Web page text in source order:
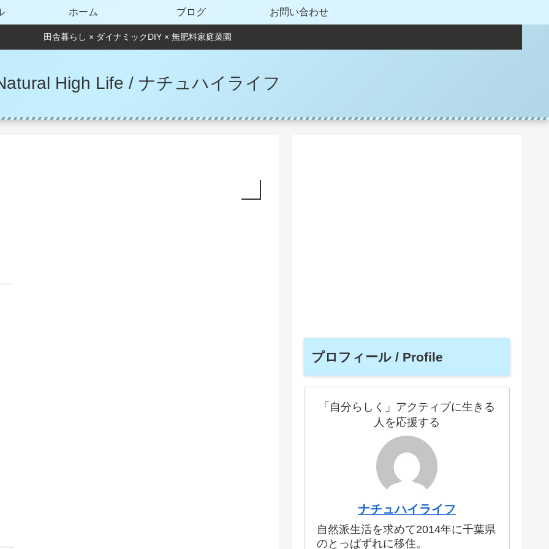
田舎暮らし × ダイナミックDIY × 無肥料家庭菜園
High Life / ナチュハイライフ
ホーム ブログ お問い合わせ
プロフィール / Profile
「自分らしく」アクティブに生きる
人を応援する
ナチュハイライフ
自然派生活を求めて2014年に千葉県
のとっぱずれに移住。